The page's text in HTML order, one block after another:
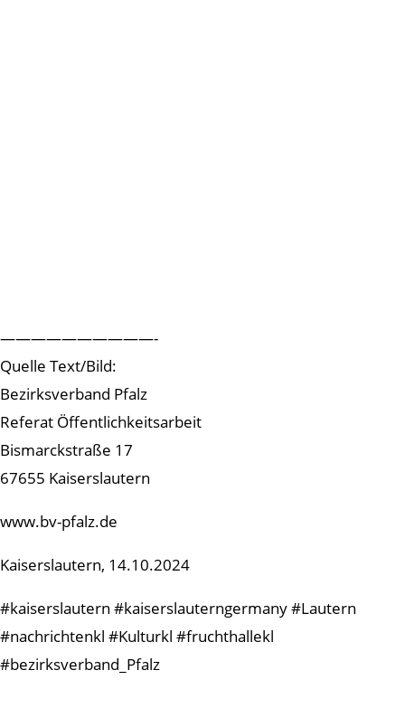
——————————-
Quelle Text/Bild:
Bezirksverband Pfalz
Referat Öffentlichkeitsarbeit
Bismarckstraße 17
67655 Kaiserslautern
www.bv-pfalz.de
Kaiserslautern, 14.10.2024
#kaiserslautern #kaiserslauterngermany #Lautern
#nachrichtenkl #Kulturkl #fruchthallekl
#bezirksverband_Pfalz